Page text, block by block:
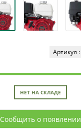
Артикул :
НЕТ НА СКЛАДЕ
Сообщить о появлении